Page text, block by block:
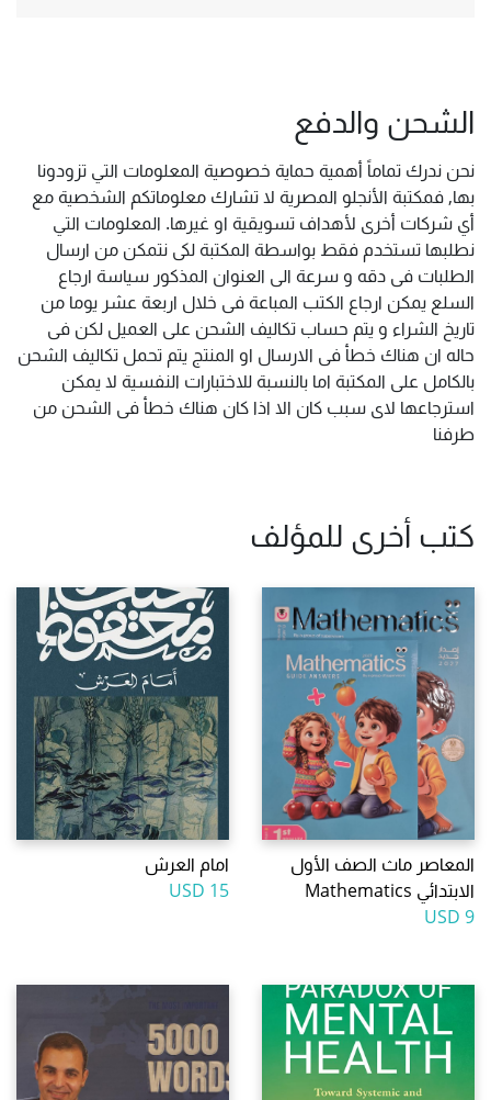
الشحن والدفع
نحن ندرك تماماً أهمية حماية خصوصية المعلومات التي تزودونا
بها, فمكتبة الأنجلو المصرية لا تشارك معلوماتكم الشخصية مع
أي شركات أخرى لأهداف تسويقية او غيرها. المعلومات التي
نطلبها تستخدم فقط بواسطة المكتبة لكى نتمكن من ارسال
الطلبات فى دقه و سرعة الى العنوان المذكور سياسة ارجاع
السلع يمكن ارجاع الكتب المباعة فى خلال اربعة عشر يوما من
تاريخ الشراء و يتم حساب تكاليف الشحن على العميل لكن فى
حاله ان هناك خطأ فى الارسال او المنتج يتم تحمل تكاليف الشحن
بالكامل على المكتبة اما بالنسبة للاختبارات النفسية لا يمكن
استرجاعها لاى سبب كان الا اذا كان هناك خطأ فى الشحن من
طرفنا
كتب أخرى للمؤلف
المعاصر ماث الصف الأول
الابتدائي Mathematics
9 USD
امام العرش
15 USD